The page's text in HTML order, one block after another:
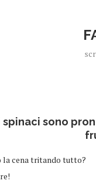
sono
la cena tritando tutto?